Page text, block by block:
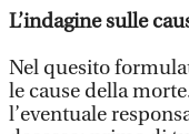
L’indagine sulle
Nel quesito
le cause della
l’eventuale